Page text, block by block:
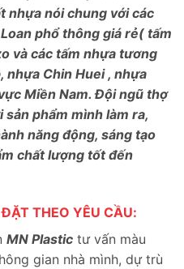
nhựa nói chung với các
phổ thông giá rẻ( tấm
và các tấm nhựa tương
nhựa Chin Huei , nhựa
Miền Nam. Đội ngũ thợ
phẩm mình làm ra,
năng động, sáng tạo
chất lượng tốt đến
THEO YÊU CẦU:
MN Plastic tư vấn màu
gian nhà mình, dự trù